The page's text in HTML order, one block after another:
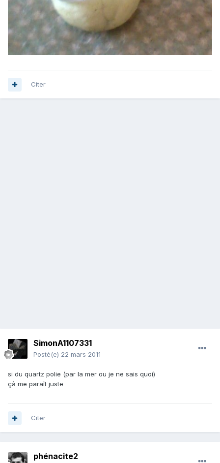
Citer
SimonA1107331
Posté(e) 22 mars 2011
si du quartz polie (par la mer ou je ne sais quoi)
çà me paraît juste
Citer
phénacite2